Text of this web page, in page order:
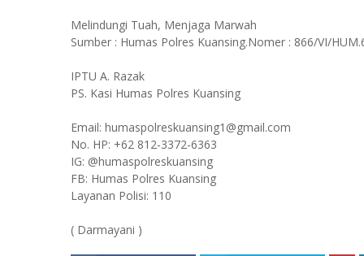
Melindungi Tuah, Menjaga Marwah
Sumber : Humas Polres Kuansing.Nomer : 866/VI/
IPTU A. Razak
PS. Kasi Humas Polres Kuansing
Email: humaspolreskuansing1@gmail.com
No. HP: +62 812-3372-6363
IG: @humaspolreskuansing
FB: Humas Polres Kuansing
Layanan Polisi: 110
( Darmayani )